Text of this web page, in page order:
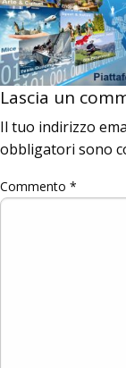
Lascia un
Il tuo indirizzo
obbligatori sono
Commento *